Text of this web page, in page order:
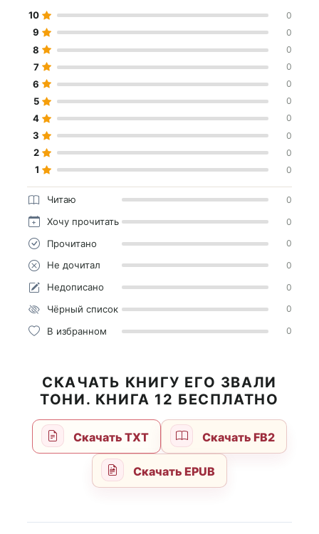
10 0
9 0
8 0
7 0
6 0
5 0
4 0
3 0
2 0
1 0
Читаю 0
Хочу прочитать 0
Прочитано 0
Не дочитал 0
Недописано 0
Чёрный список 0
В избранном 0
СКАЧАТЬ КНИГУ ЕГО ЗВАЛИ
ТОНИ. КНИГА 12 БЕСПЛАТНО
Скачать TXT Скачать FB2
Скачать EPUB